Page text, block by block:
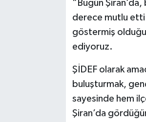
“Bugün
derece mutlu etti.
göstermiş
ediyoruz.
ŞİDEF olarak
buluşturmak,
sayesinde hem
Şiran’da